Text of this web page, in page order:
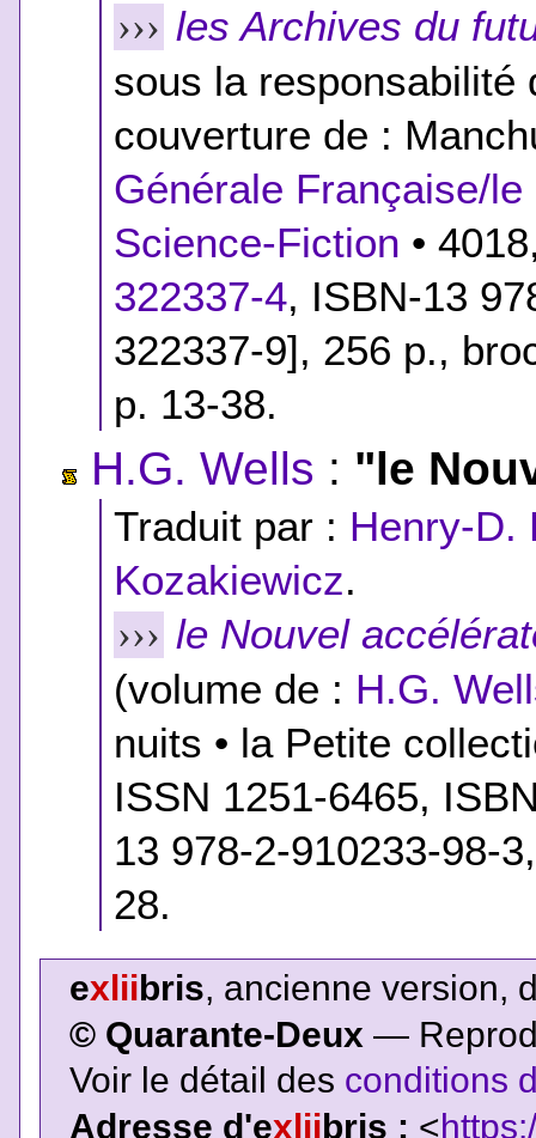
››› les Archives du
sous la responsabilité
couverture de :
Générale Française/
Science-Fiction •
322337-4, ISBN-13
322337-9], 256 p.,
p. 13-38.
H.G. Wells : "le
Traduit par : Henry-D.
Kozakiewicz.
››› le Nouvel
(volume de : H.G.
nuits • la Petite
ISSN 1251-6465,
13 978-2-910233-98-3
28.
exliibris, ancienne version,
© Quarante-Deux —
Voir le détail des conditions
Adresse d'exlii bris : <